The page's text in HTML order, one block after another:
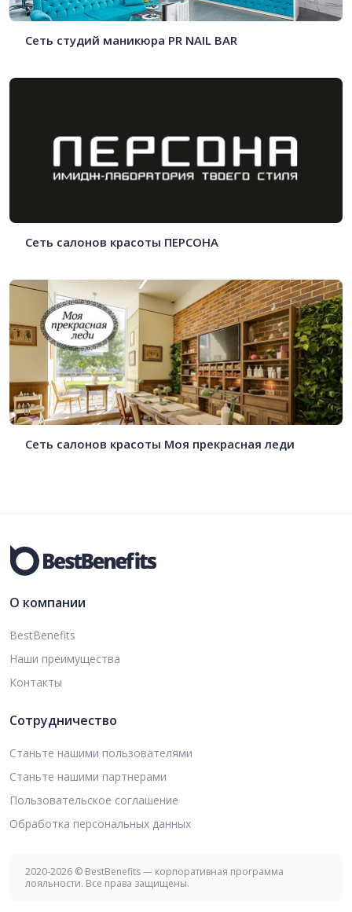
Сеть студий маникюра PR NAIL BAR
Сеть салонов красоты ПЕРСОНА
Сеть салонов красоты Моя прекрасная леди
О компании
BestBenefits
Наши преимущества
Контакты
Сотрудничество
Станьте нашими пользователями
Станьте нашими партнерами
Пользовательское соглашение
Обработка персональных данных
2020-2026 © BestBenefits — корпоративная программа
лояльности. Все права защищены.